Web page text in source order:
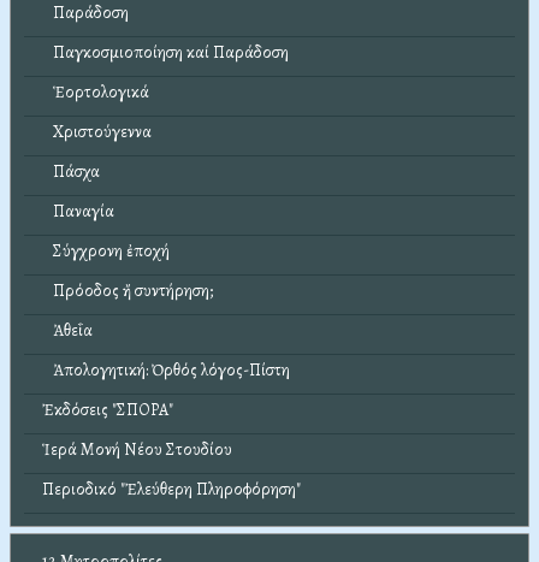
Παράδοση
Παγκοσμιοποίηση καί Παράδοση
Ἑορτολογικά
Χριστούγεννα
Πάσχα
Παναγία
Σύγχρονη ἐποχή
Πρόοδος ἤ συντήρηση;
Ἀθεΐα
Ἀπολογητική: Ὀρθός λόγος-Πίστη
Ἐκδόσεις "ΣΠΟΡΑ"
Ἱερά Μονή Νέου Στουδίου
Περιοδικό "Ἐλεύθερη Πληροφόρηση"